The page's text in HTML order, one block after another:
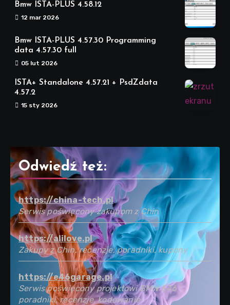
Bmw ISTA-PLUS 4.58.12
12 mar 2026
Bmw ISTA-PLUS 4.57.30 Programming
data 4.57.30 full
05 lut 2026
ISTA+ Standalone 4.57.21 + PsdZdata
4.57.2
15 sty 2026
Odwiedź też:
https://china-tech.pl
Serwis poświęcony zakupom z Chin
https://alilove.pl
Zakupy z Chin, recenzje, poradniki, kupony
https://e46garage.pl
Serwis poświęcony projektowi BMW E46 -
poradniki, recenzje, kodowanie